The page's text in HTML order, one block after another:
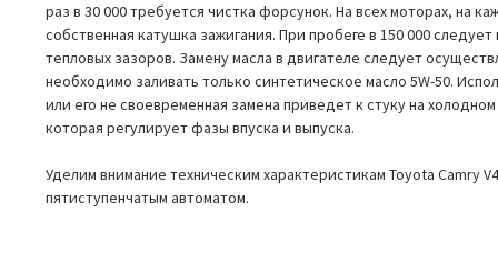
раз в 30 000 требуется чистка форсунок. На всех моторах, на
собственная катушка зажигания. При пробеге в 150 000
тепловых зазоров. Замену масла в двигателе следует
необходимо заливать только синтетическое масло 5W-50.
или его не своевременная замена приведет к стуку на
которая регулирует фазы впуска и выпуска.
Уделим внимание техническим характеристикам Toyota Camry
пятиступенчатым автоматом.